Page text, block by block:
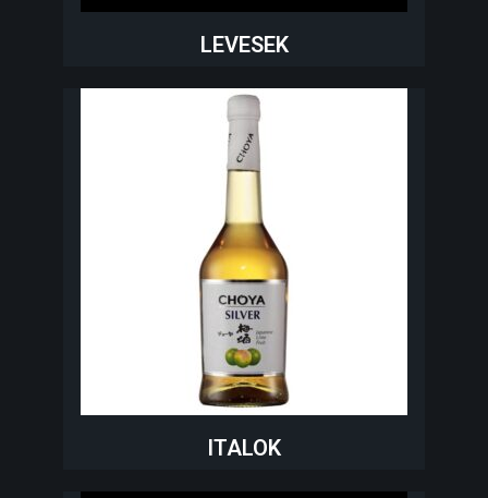
LEVESEK
ITALOK